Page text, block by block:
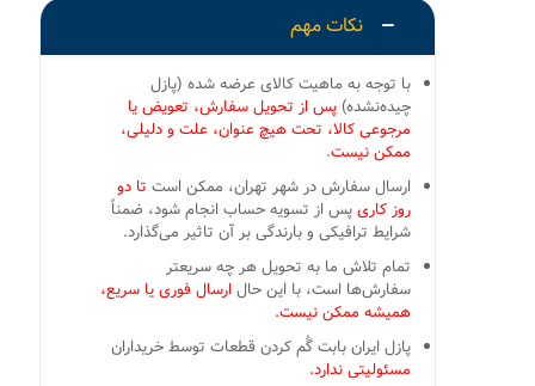
نکات مهم
با توجه به ماهیت کالای عرضه شده (پازل
چیده‌نشده) پس از تحویل سفارش، تعویض یا
مرجوعی کالا، تحت هیچ عنوان، علت و دلیلی،
ممکن نیست.
ارسال سفارش در شهر تهران، ممکن است تا دو
روز کاریپس از تسویه حساب انجام شود، ضمناً
شرایط ترافیکی و بارندگی بر آن تاثیر می‌گذارد.
تمام تلاش ما به تحویل هر چه سریعتر
سفارش‌ها است، با این حالارسال فوری یا سریع،
همیشه ممکن نیست.
پازل ایران بابت گُم کردن قطعات توسط خریداران
مسئولیتی ندارد.